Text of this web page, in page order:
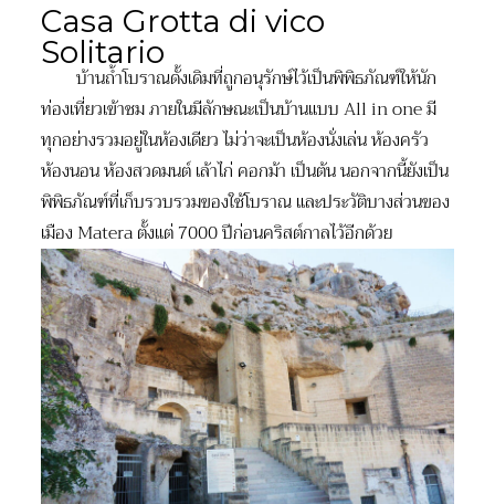
Casa Grotta di vico
Solitario
บ้านถ้ำโบราณดั้งเดิมที่ถูกอนุรักษ์ไว้เป็นพิพิธภัณฑ์ให้นัก
ท่องเที่ยวเข้าชม ภายในมีลักษณะเป็นบ้านแบบ All in one มี
ทุกอย่างรวมอยู่ในห้องเดียว ไม่ว่าจะเป็นห้องนั่งเล่น ห้องครัว
ห้องนอน ห้องสวดมนต์ เล้าไก่ คอกม้า เป็นต้น นอกจากนี้ยังเป็น
พิพิธภัณฑ์ที่เก็บรวบรวมของใช้โบราณ และประวัติบางส่วนของ
เมือง Matera ตั้งแต่ 7000 ปีก่อนคริสต์กาลไว้อีกด้วย